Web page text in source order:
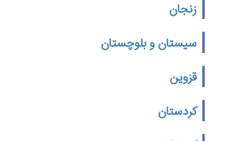
زنجان
سیستان و بلوچستان
قزوین
کردستان